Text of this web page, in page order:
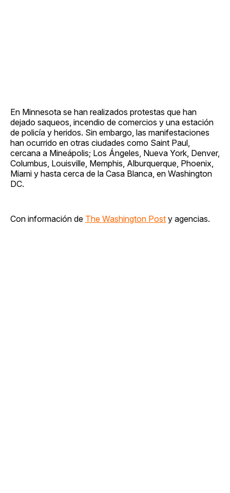
En Minnesota se han realizados protestas que han
dejado saqueos, incendio de comercios y una estación
de policía y heridos. Sin embargo, las manifestaciones
han ocurrido en otras ciudades como Saint Paul,
cercana a Mineápolis; Los Ángeles, Nueva York, Denver,
Columbus, Louisville, Memphis, Alburquerque, Phoenix,
Miami y hasta cerca de la Casa Blanca, en Washington
DC.
Con información de The Washington Post y agencias.